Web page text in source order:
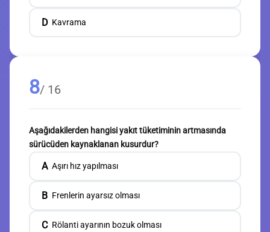
D Kavrama
8/ 16
Aşağıdakilerden hangisi yakıt tüketiminin artmasında
sürücüden kaynaklanan kusurdur?
A Aşırı hız yapılması
B Frenlerin ayarsız olması
C Rölanti ayarının bozuk olması